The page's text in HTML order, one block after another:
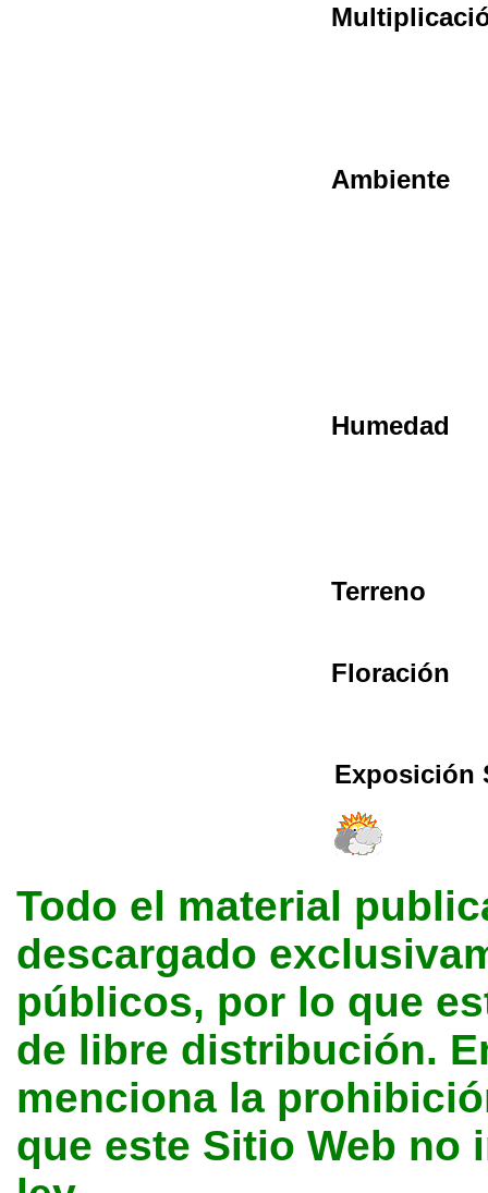
Ambiente
Humedad
Terreno
Floración
Exposición
Todo el material
descargado
públicos, por lo que
de libre distribución.
menciona la
que este Sitio Web no